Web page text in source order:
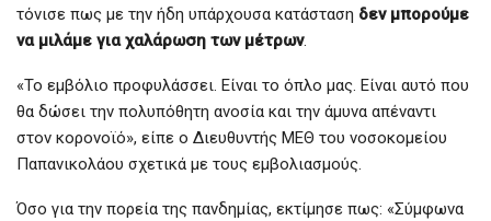
τόνισε πως με την ήδη υπάρχουσα κατάσταση δεν μπορούμε
να μιλάμε για χαλάρωση των μέτρων.
«Το εμβόλιο προφυλάσσει. Είναι το όπλο μας. Είναι αυτό που
θα δώσει την πολυπόθητη ανοσία και την άμυνα απέναντι
στον κορονοϊό», είπε ο Διευθυντής ΜΕΘ του νοσοκομείου
Παπανικολάου σχετικά με τους εμβολιασμούς.
Όσο για την πορεία της πανδημίας, εκτίμησε πως: «Σύμφωνα